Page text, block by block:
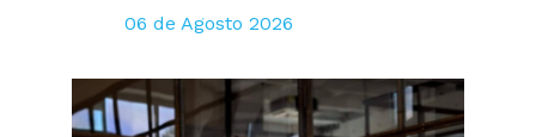
06 de Agosto 2026